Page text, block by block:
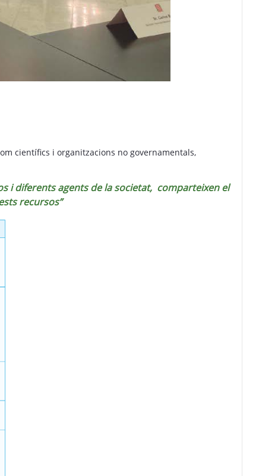
científics i organitzacions no governamentals,
i diferents agents de la societat, comparteixen el
recursos”